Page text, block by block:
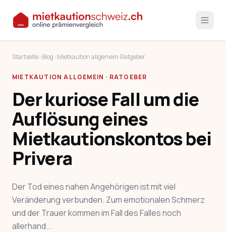
Startseite›Blog ›Mietkaution allgemein·Ratgeber
MIETKAUTION ALLGEMEIN · RATGEBER
Der kuriose Fall um die
Auflösung eines
Mietkautionskontos bei
Privera
Der Tod eines nahen Angehörigen ist mit viel
Veränderung verbunden. Zum emotionalen Schmerz
und der Trauer kommen im Fall des Falles noch
allerhand...